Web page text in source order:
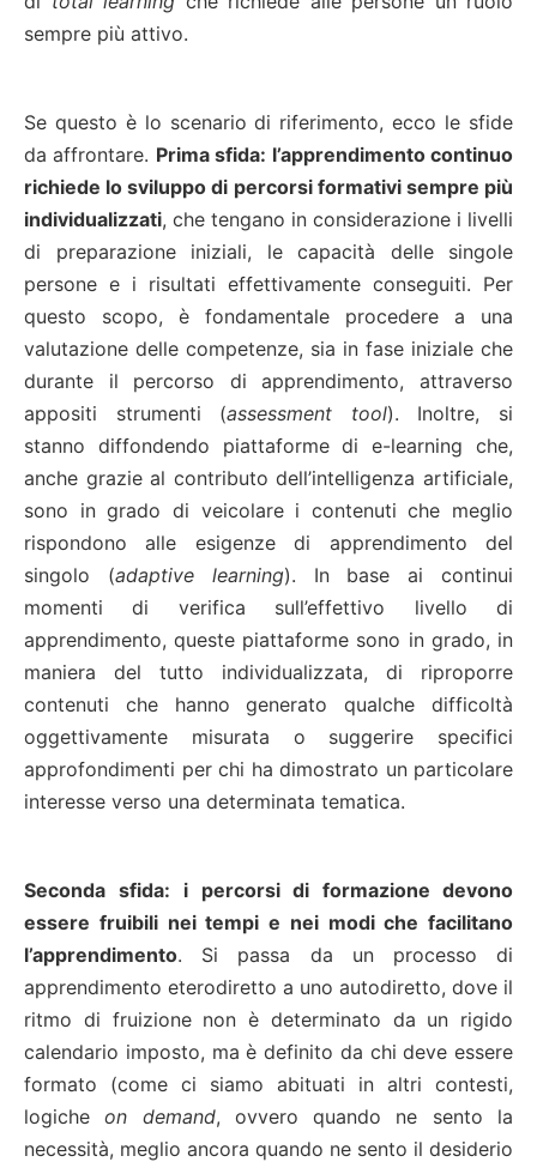
sempre più attivo.
Se questo è lo scenario di riferimento, ecco le sfide
da affrontare. Prima sfida: l’apprendimento continuo
richiede lo sviluppo di percorsi formativi sempre più
individualizzati, che tengano in considerazione i livelli
di preparazione iniziali, le capacità delle singole
persone e i risultati effettivamente conseguiti. Per
questo scopo, è fondamentale procedere a una
valutazione delle competenze, sia in fase iniziale che
durante il percorso di apprendimento, attraverso
appositi strumenti (assessment tool). Inoltre, si
stanno diffondendo piattaforme di e-learning che,
anche grazie al contributo dell’intelligenza artificiale,
sono in grado di veicolare i contenuti che meglio
rispondono alle esigenze di apprendimento del
singolo (adaptive learning). In base ai continui
momenti di verifica sull’effettivo livello di
apprendimento, queste piattaforme sono in grado, in
maniera del tutto individualizzata, di riproporre
contenuti che hanno generato qualche difficoltà
oggettivamente misurata o suggerire specifici
approfondimenti per chi ha dimostrato un particolare
interesse verso una determinata tematica.
Seconda sfida:
i percorsi di formazione devono
essere fruibili nei tempi e nei modi che facilitano
l’apprendimento. Si passa da un processo di
apprendimento eterodiretto a uno autodiretto, dove il
ritmo di fruizione non è determinato da un rigido
calendario imposto, ma è definito da chi deve essere
formato (come ci siamo abituati in altri contesti,
logicheon demand, ovvero quando ne sento la
necessità, meglio ancora quando ne sento il desiderio